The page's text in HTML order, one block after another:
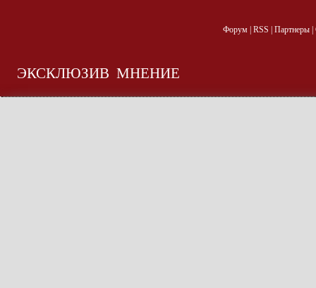
Форум| RSS Партнеры|
ЭКСКЛЮЗИВ МНЕНИЕ